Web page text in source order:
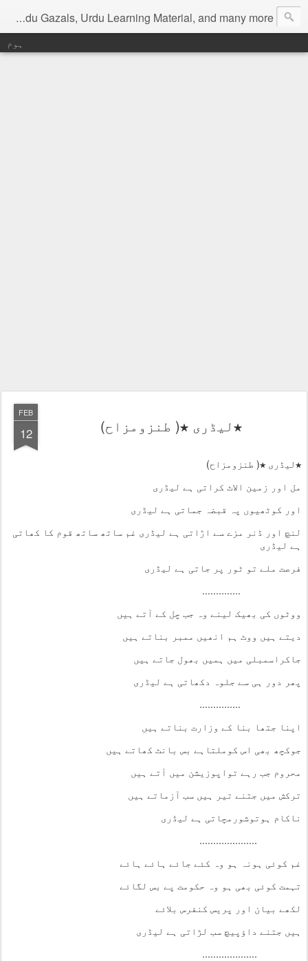
Digital Urdu Magazine to represent Urdu Literature, Urdu News, Health related materials, various function news of Urdu, Beauty tips, Kitchen tips, Urdu Poetry, Urdu Gazals, Urdu Learning Material, and many more.
ہوم
FEB
12 ★لیڈری ★( طنزومزاح)
★لیڈری ★( طنزومزاح)
مل اور زمین الاٹ کراتی ہے لیڈری
اور کوٹھیوں پہ قبضہ جماتی ہے لیڈری
لنچ اور ڈنر مزے سے اڑاتی ہے لیڈری غم ساتھ ساتھ قوم کا کھاتی
ہے لیڈری
فرصت ملے تو ٹور پر جاتی ہے لیڈری
..............
ووٹوں کی بھیک لینے وہ جب چل کے آتے ہیں
دیتے ہیں ووٹ ہم انھیں ممبر بناتے ہیں
جاکراسمبلی میں ہمیں بھول جاتے ہیں
پھر دور ہی سے جلوہ دکھاتی ہے لیڈری
...............
اپنا جتھا بنا کے وزارت بناتے ہیں
جوکچھ بھی اس کوملتاہے بس بانٹ کھاتے ہیں
محروم جب رہے تواپوزیشن میں آتے ہیں
ترکش میں جتنے تیر ہیں سب آزماتے ہیں
ناکام ہوتوشورمچاتی ہے لیڈری
.....................
غم کوئی ہونہ ہو وہ کئے جائے ہائے ہائے
تہمت کوئی بھی ہو وہ حکومت پے بس لگائے
لکھے بیان اور پریس کنفرس بلائے
ہیں جتنے داؤپیچ سب لڑاتی ہے لیڈری
....................